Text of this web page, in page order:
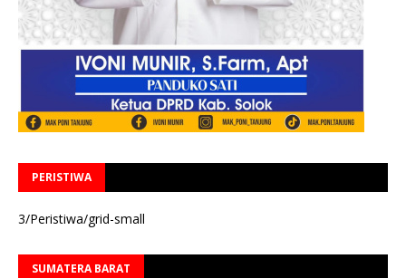
PERISTIWA
3/Peristiwa/grid-small
SUMATERA BARAT